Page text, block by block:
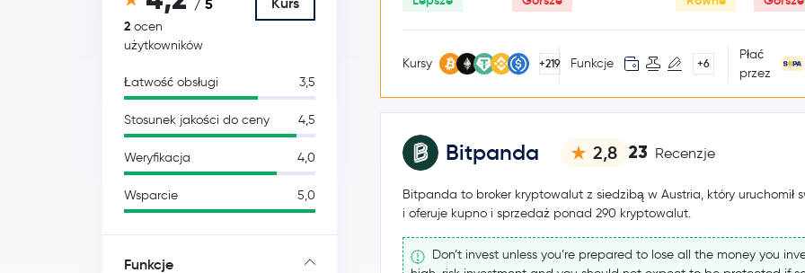
/ 5
2 ocen
użytkowników
Łatwość obsługi 3,5
Stosunek jakości do ceny 4,5
Weryfikacja 4,0
Wsparcie 5,0
Funkcje
Kursy +219 Funkcje +6
Płać
przez
Bitpanda 2,8 23 Recenzje
Bitpanda to broker kryptowalut z siedzibą w Austria, który uruchomił
i oferuje kupno i sprzedaż ponad 290 kryptowalut.
Don’t invest unless you’re prepared to lose all the money you